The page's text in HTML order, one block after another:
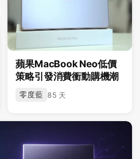
蘋果MacBook Neo低價
策略引發消費衝動購機潮
零度藍 85 天